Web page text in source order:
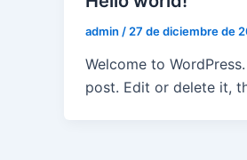
admin / 27 de diciembre de
Welcome to
post. Edit or delete it,